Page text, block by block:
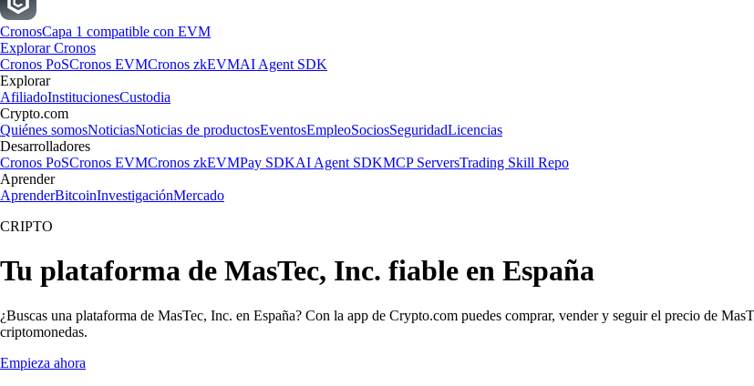
CronosCapa 1 compatible con EVM
Explorar Cronos
Cronos PoSCronos EVMCronos zkEVMAI Agent SDK
Explorar
AfiliadoInstitucionesCustodia
Crypto.com
Quiénes somosNoticiasNoticias de productosEventosEmpleoSociosSeguridadLicencias
Desarrolladores
Cronos PoSCronos EVMCronos zkEVMPay SDKAI Agent SDKMCP ServersTrading Skill Repo
Aprender
AprenderBitcoinInvestigaciónMercado
CRIPTO
Tu plataforma de MasTec, Inc. fiable en España
¿Buscas una plataforma de MasTec, Inc. en España? Con la app de Crypto.com puedes comprar, vender y seguir el precio de
criptomonedas.
Empieza ahora